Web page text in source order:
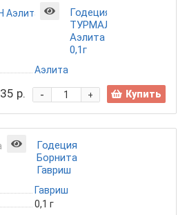
Годеция
ТУРМАЛИН
Аэлита
0,1г
Аэлита
35 р. +
- Купить
Годеция
Борнита
Гавриш
Гавриш
0,1 г